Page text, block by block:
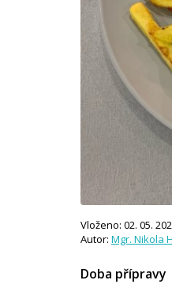
Doba přípravy
Vloženo: 02. 05.
Autor: Mgr. Nikola